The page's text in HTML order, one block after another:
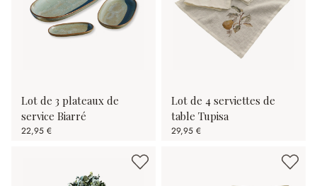
Lot de 3 plateaux de
service Biarré
22,95 €
Lot de 4 serviettes de
table Tupisa
29,95 €